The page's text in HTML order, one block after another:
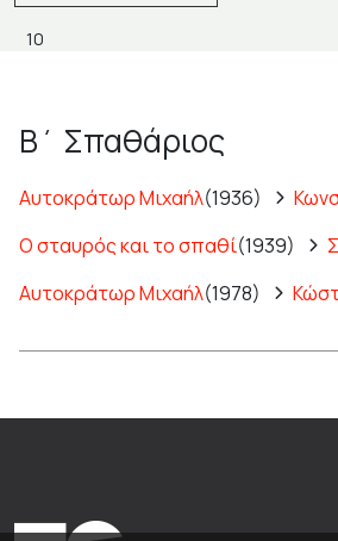
Β΄ Σπαθάριος
Αυτοκράτωρ Μιχαήλ(1936)
Ο σταυρός και το σπαθί(1939)
Αυτοκράτωρ Μιχαήλ(1978)